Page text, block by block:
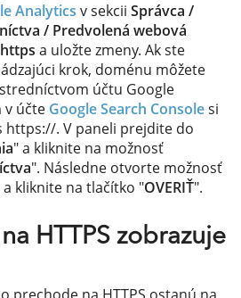
Analytics v sekcii Správca /
/ Predvolená webová
https a uložte zmeny. Ak ste
krok, doménu môžete
účtu Google
v účte Google Search Consolesi
https://. V paneli prejdite do
" a kliknite na možnosť
". Následne otvorte možnosť
a kliknite na tlačítko "OVERIŤ".
HTTPS zobrazuje